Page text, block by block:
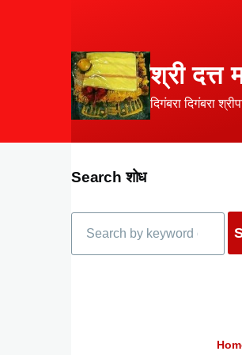
श्री दत्त
दिगंबरा दिगंबरा
Search शोध